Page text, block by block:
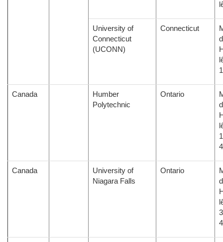
University of
Connecticut
(UCONN)
Connecticut
Canada
Humber
Polytechnic
Ontario
Canada
University of
Niagara Falls
Ontario